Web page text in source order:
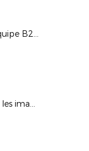
A la découverte de l'équipe B2-B3 de la section cécifoot du SC Schiltigheim !
Match des bénévoles : les images de la soirée